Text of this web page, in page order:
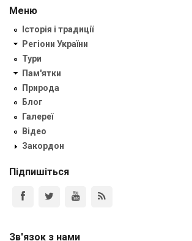
Меню
Історія і традиції
Регіони України
Тури
Пам'ятки
Природа
Блог
Галереї
Відео
Закордон
Підпишіться
Зв'язок з нами